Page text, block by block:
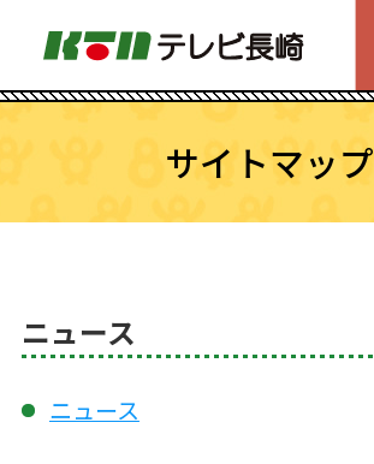
サイトマップ
ニュース
ニュース